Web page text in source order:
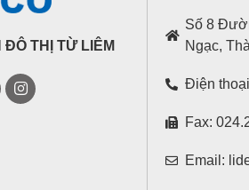
đô thị mới Bắc Quốc lộ 32 (Hoài
thị trấn để giải phóng mặt bằng
tác giải phóng mặt bằng suốt từ
ĐÔ THỊ TỪ LIÊM
Số 8
Ngạc,
Điện
Fax:
Email: